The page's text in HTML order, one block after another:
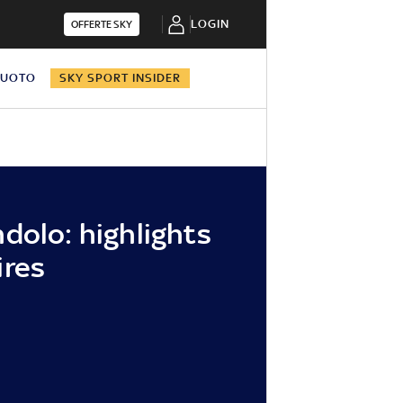
OFFERTE SKY LOGIN
SKY SPORT INSIDER
highlights